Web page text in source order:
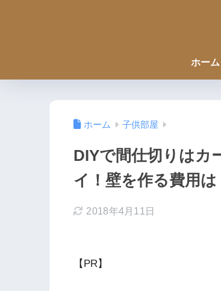
ホーム
ホーム 子供部屋
DIYで間仕切りはカ
イ！壁を作る費用は
2018年4月11日
【PR】